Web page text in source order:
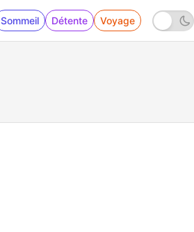
Sommeil Détente Voyage